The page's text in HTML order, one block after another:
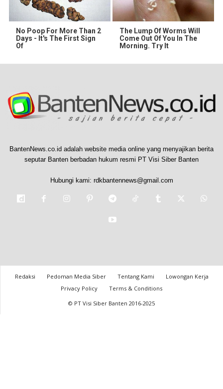
No Poop For More Than 2
Days - It's The First Sign
Of
The Lump Of Worms Will
Come Out Of You In The
Morning. Try It
BantenNews.co.id adalah website media online yang menyajikan berita
seputar Banten berbadan hukum resmi PT Visi Siber Banten
Hubungi kami: rdkbantennews@gmail.com
Redaksi Pedoman Media Siber Tentang Kami
Lowongan Kerja
Privacy Policy
Terms & Conditions
© PT Visi Siber Banten 2016-2025